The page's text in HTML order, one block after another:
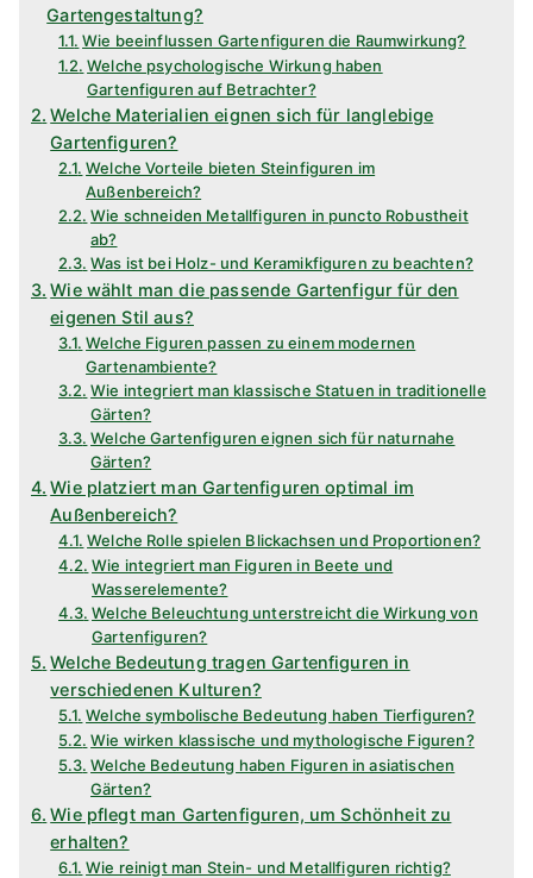
Gartengestaltung?
Wie beeinflussen Gartenfiguren die Raumwirkung?
Welche psychologische Wirkung haben
Gartenfiguren auf Betrachter?
Welche Materialien eignen sich für langlebige
Gartenfiguren?
Welche Vorteile bieten Steinfiguren im
Außenbereich?
Wie schneiden Metallfiguren in puncto Robustheit
ab?
Was ist bei Holz- und Keramikfiguren zu beachten?
Wie wählt man die passende Gartenfigur für den
eigenen Stil aus?
Welche Figuren passen zu einem modernen
Gartenambiente?
Wie integriert man klassische Statuen in traditionelle
Gärten?
Welche Gartenfiguren eignen sich für naturnahe
Gärten?
Wie platziert man Gartenfiguren optimal im
Außenbereich?
Welche Rolle spielen Blickachsen und Proportionen?
Wie integriert man Figuren in Beete und
Wasserelemente?
Welche Beleuchtung unterstreicht die Wirkung von
Gartenfiguren?
Welche Bedeutung tragen Gartenfiguren in
verschiedenen Kulturen?
Welche symbolische Bedeutung haben Tierfiguren?
Wie wirken klassische und mythologische Figuren?
Welche Bedeutung haben Figuren in asiatischen
Gärten?
Wie pflegt man Gartenfiguren, um Schönheit zu
erhalten?
Wie reinigt man Stein- und Metallfiguren richtig?